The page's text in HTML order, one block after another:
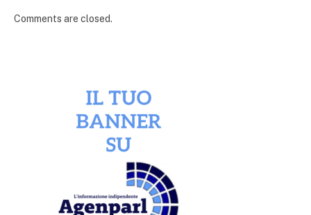
Comments are closed.